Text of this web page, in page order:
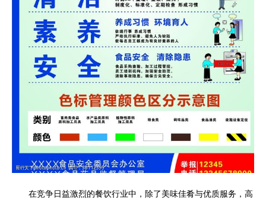
在竞争日益激烈的餐饮行业中，除了美味佳肴与优质服务，高